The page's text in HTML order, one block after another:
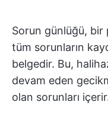
Sorun günlüğü,
tüm sorunların
belgedir. Bu,
devam eden
olan sorunları